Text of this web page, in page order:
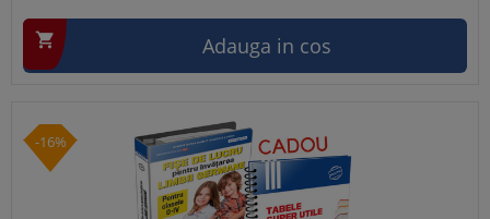
 Adauga in cos
-16%